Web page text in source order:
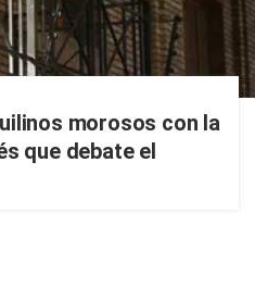
morosos con la
que debate el